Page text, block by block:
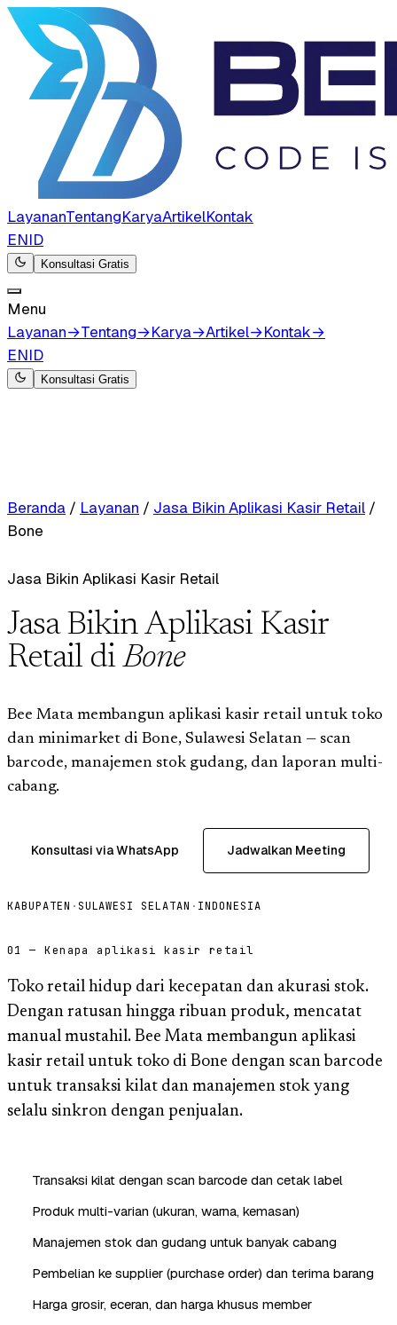
LayananTentangKaryaArtikelKontak
ENID
Konsultasi Gratis
Menu
Layanan→Tentang→Karya→Artikel→Kontak→
ENID
Konsultasi Gratis
Beranda / Layanan / Jasa Bikin Aplikasi Kasir Retail /
Bone
Jasa Bikin Aplikasi Kasir Retail
Jasa Bikin Aplikasi Kasir
Retail diBone
Bee Mata membangun aplikasi kasir retail untuk toko
dan minimarket di Bone, Sulawesi Selatan — scan
barcode, manajemen stok gudang, dan laporan multi-
cabang.
Konsultasi via WhatsApp Jadwalkan Meeting
KABUPATEN · SULAWESI SELATAN · INDONESIA
01 — Kenapa aplikasi kasir retail
Toko retail hidup dari kecepatan dan akurasi stok.
Dengan ratusan hingga ribuan produk, mencatat
manual mustahil. Bee Mata membangun aplikasi
kasir retail untuk toko di Bone dengan scan barcode
untuk transaksi kilat dan manajemen stok yang
selalu sinkron dengan penjualan.
Transaksi kilat dengan scan barcode dan cetak label
Produk multi-varian (ukuran, warna, kemasan)
Manajemen stok dan gudang untuk banyak cabang
Pembelian ke supplier (purchase order) dan terima barang
Harga grosir, eceran, dan harga khusus member